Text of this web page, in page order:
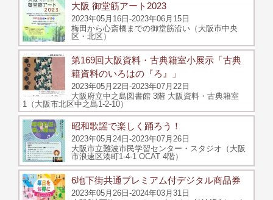
大阪 御堂筋アート2023
2023年05月16日-2023年06月15日
梅田から心斎橋までの御堂筋沿い（大阪市中央
区・北区）
第169回大阪資料・古典籍室小展示「古典
籍資料のいろはの『ろ』」
2023年05月22日-2023年07月22日
大阪府立中之島図書館 3階 大阪資料・古典籍室
1（大阪市北区中之島1-2-10）
昭和歌謡で楽しく踊ろう！
2023年05月24日-2023年07月26日
大阪市立難波市民学習センター・スタジオ（大阪
市浪速区湊町1-4-1 OCAT 4階）
6地下街共通プレミアム付デジタル商品券
2023年05月26日-2024年03月31日